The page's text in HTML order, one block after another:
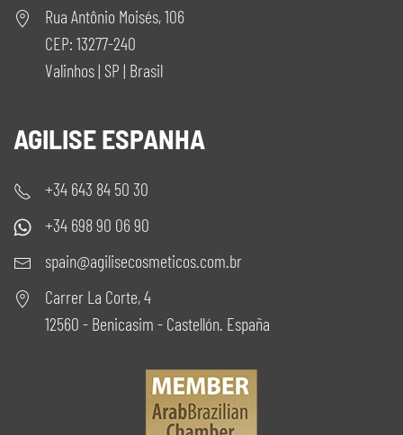
Rua Antônio Moisés, 106
CEP: 13277-240
Valinhos | SP | Brasil
AGILISE ESPANHA
+34 643 84 50 30
+34 698 90 06 90
spain@agilisecosmeticos.com.br
Carrer La Corte, 4
12560 - Benicasim - Castellón. España